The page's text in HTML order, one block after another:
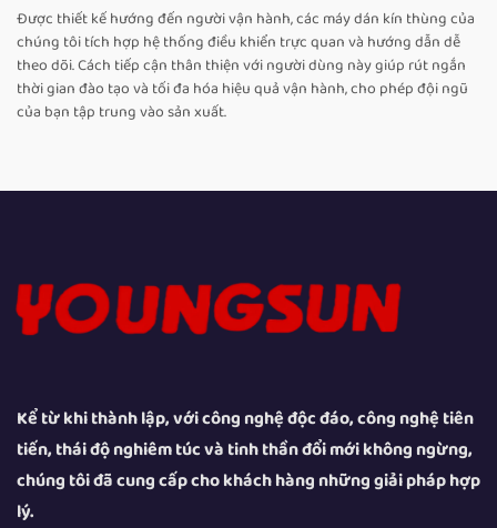
Được thiết kế hướng đến người vận hành, các máy dán kín thùng của
chúng tôi tích hợp hệ thống điều khiển trực quan và hướng dẫn dễ
theo dõi. Cách tiếp cận thân thiện với người dùng này giúp rút ngắn
thời gian đào tạo và tối đa hóa hiệu quả vận hành, cho phép đội ngũ
của bạn tập trung vào sản xuất.
Kể từ khi thành lập, với công nghệ độc đáo, công nghệ tiên
tiến, thái độ nghiêm túc và tinh thần đổi mới không ngừng,
chúng tôi đã cung cấp cho khách hàng những giải pháp hợp
lý.